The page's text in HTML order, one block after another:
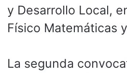
y Desarrollo Local,
Físico Matemáticas
La segunda